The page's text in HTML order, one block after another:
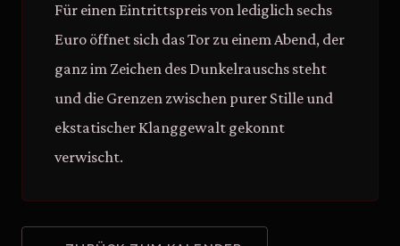
Für einen Eintrittspreis von lediglich sechs
Euro öffnet sich das Tor zu einem Abend, der
ganz im Zeichen des Dunkelrauschs steht
und die Grenzen zwischen purer Stille und
ekstatischer Klanggewalt gekonnt
verwischt.